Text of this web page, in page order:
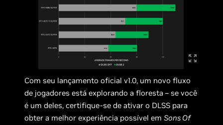
Com seu lançamento oficial v1.0, um novo fluxo
de jogadores está explorando a floresta – se você
é um deles, certifique-se de ativar o DLSS para
obter a melhor experiência possível emSons Of